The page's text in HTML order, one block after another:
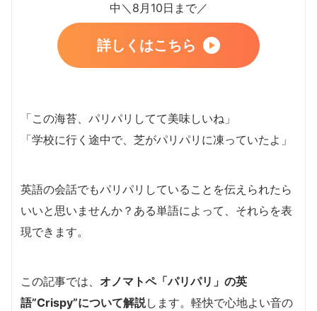
中＼8月10日まで／
詳しくはこちら
「この海苔、パリパリしてて美味しいね」
「学校に行く途中で、芝がパリパリに凍っていたよ」
英語の会話でもパリパリしていることを伝えられたら
いいと思いませんか？ある単語によって、それらを表
現できます。
この記事では、 オノマトペ「パリパリ」の英
語”Crispy”について解説します。軽快で心地よい音の